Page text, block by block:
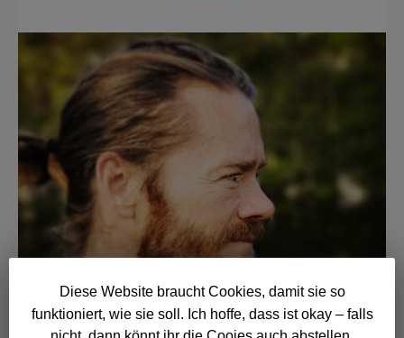
Diese Website braucht Cookies, damit sie so
funktioniert, wie sie soll. Ich hoffe, dass ist okay – falls